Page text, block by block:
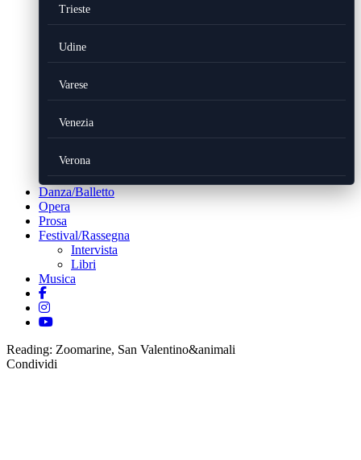
Trieste
Udine
Varese
Venezia
Verona
Danza/Balletto
Opera
Prosa
Festival/Rassegna
Intervista
Libri
Musica
Reading: Zoomarine, San Valentino&animali
Condividi